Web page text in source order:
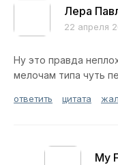
Лера
22 апреля
Ну это правда
мелочам типа чуть
ответить цитата
My